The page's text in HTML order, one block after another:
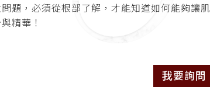
題，必須從根部了解，才能知道如何能夠讓肌
精華！
我要詢問